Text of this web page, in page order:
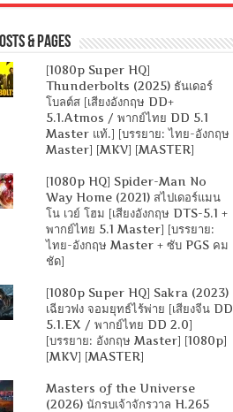
& Pages
[1080p Super HQ]
Thunderbolts (2025) ธันเดอร์
โบลต์ส [เสียงอังกฤษ DD+
5.1.Atmos / พากย์ไทย DD 5.1
Master แท้.] [บรรยาย: ไทย-อังกฤษ
Master] [MKV] [MASTER]
[1080p HQ] Spider-Man No
Way Home (2021) สไปเดอร์แมน
โน เวย์ โฮม [เสียงอังกฤษ DTS-5.1 +
พากย์ไทย 5.1 Master] [บรรยาย:
ไทย-อังกฤษ Master + ซับ PGS คม
ชัด]
[1080p Super HQ] Sakra (2023)
เฉียวฟง จอมยุทธ์ไร้พ่าย [เสียงจีน DD
5.1.EX / พากย์ไทย DD 2.0]
[บรรยาย: อังกฤษ Master] [1080p]
[MKV] [MASTER]
Masters of the Universe
(2026) นักรบเจ้าจักรวาล H.265